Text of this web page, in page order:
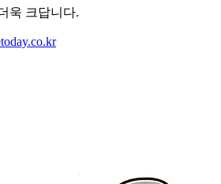
욱 크답니다.